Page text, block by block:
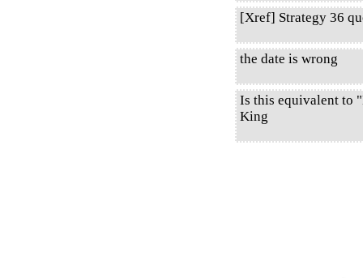
[Xref] Strategy 36
the date is wrong
Is this equivalent to
King